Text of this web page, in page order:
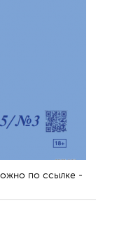
по ссылке -